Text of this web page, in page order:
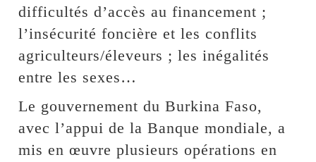
difficultés d’accès au financement ;
l’insécurité foncière et les conflits
agriculteurs/éleveurs ; les inégalités
entre les sexes…
Le gouvernement du Burkina Faso,
avec l’appui de la Banque mondiale, a
mis en œuvre plusieurs opérations en